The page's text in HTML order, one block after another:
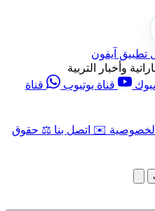
تطبيق آيفون
وأخبار التربية
قناة يوتيوب
قناة
✉️ اتصل بنا ⚖️ حقوق